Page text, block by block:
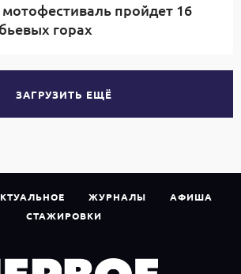
пройдет 16
горах
ЗАГРУЗИТЬ ЕЩЁ
ЖУРНАЛЫ
АФИША
СТАЖИРОВКИ